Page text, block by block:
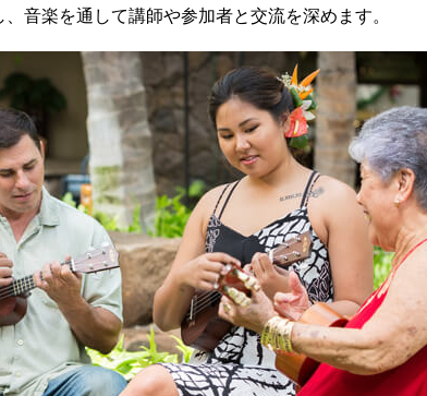
音楽を通して講師や参加者と交流を深めます。